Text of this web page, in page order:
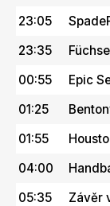
23:05
23:35
00:55
Epic
01:25
01:55
04:00
05:35
Závěr